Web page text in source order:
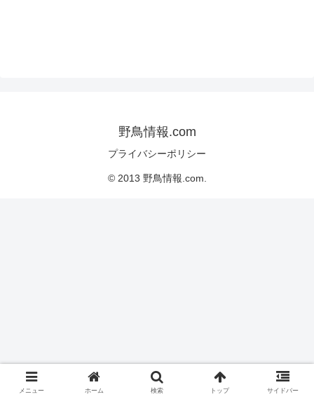
野鳥情報.com
プライバシーポリシー
© 2013 野鳥情報.com.
メニュー ホーム 検索 トップ サイドバー